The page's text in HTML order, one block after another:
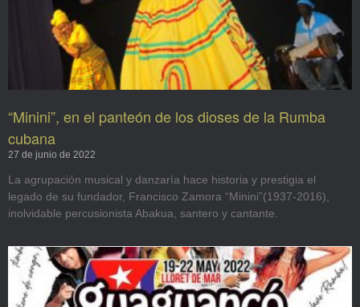
“Minini”, en el panteón de los dioses de la Rumba
cubana
27 de junio de 2022
La agrupación musical y danzaría hace historia y prestigia el
legado de su fundador, Francisco Zamora “Minini”(1937-2016),
inolvidable percusionista Abakua, santero y cantante.